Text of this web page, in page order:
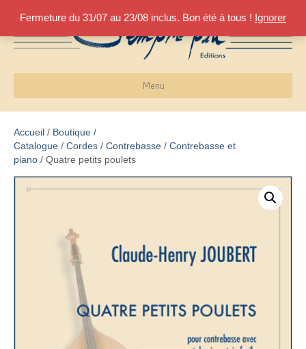
Fermeture du 31/07 au 23/08 inclus. Bon été à tous ! Ignorer
Menu
Accueil / Boutique /
Catalogue / Cordes / Contrebasse / Contrebasse et
piano / Quatre petits poulets